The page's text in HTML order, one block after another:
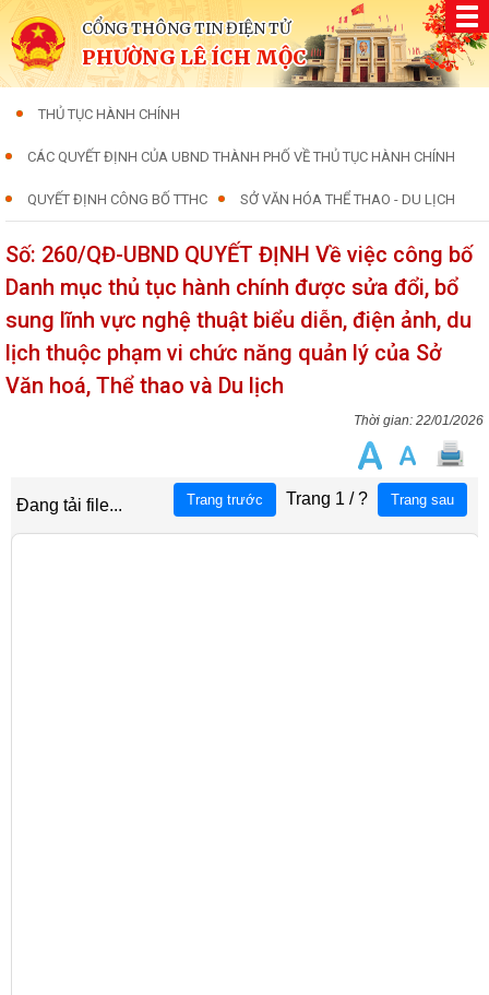
CỔNG THÔNG TIN ĐIỆN TỬ
PHƯỜNG LÊ ÍCH MỘC
THỦ TỤC HÀNH CHÍNH
CÁC QUYẾT ĐỊNH CỦA UBND THÀNH PHỐ VỀ THỦ TỤC HÀNH CHÍNH
QUYẾT ĐỊNH CÔNG BỐ TTHC SỞ VĂN HÓA THỂ THAO - DU LỊCH
Số: 260/QĐ-UBND QUYẾT ĐỊNH Về việc công bố
Danh mục thủ tục hành chính được sửa đổi, bổ
sung lĩnh vực nghệ thuật biểu diễn, điện ảnh, du
lịch thuộc phạm vi chức năng quản lý của Sở
Văn hoá, Thể thao và Du lịch
22/01/2026